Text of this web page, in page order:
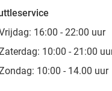
16:00 - 22:00 uur
10:00 - 21:00
10:00 - 14.00 uur